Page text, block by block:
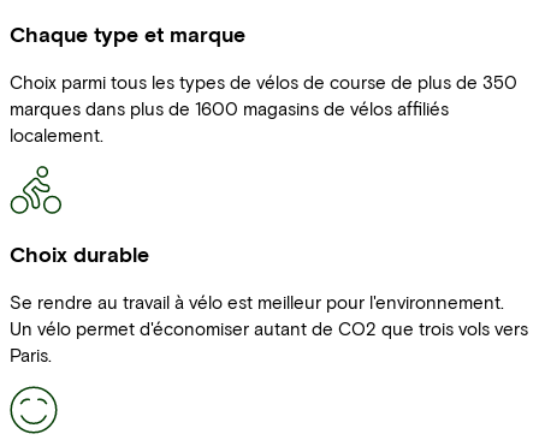
Chaque type et marque
Choix parmi tous les types de vélos de course de plus de 350
marques dans plus de 1600 magasins de vélos affiliés
localement.
Choix durable
Se rendre au travail à vélo est meilleur pour l'environnement.
Un vélo permet d'économiser autant de CO2 que trois vols vers
Paris.